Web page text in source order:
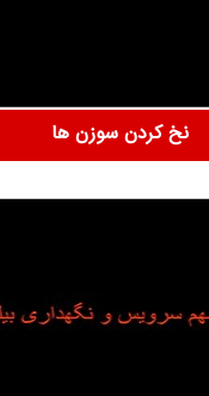
نخ کردن سوزن ها